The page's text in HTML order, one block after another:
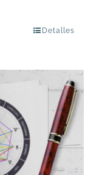
Detalles